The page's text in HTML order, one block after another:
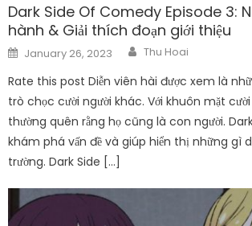
Dark Side Of Comedy Episode 3:
hành & Giải thích đoạn giới thiệu
Posted
on
January 26, 2023 Author
Thu Hoai
Rate this post Diễn viên hài được xem là
trò chọc cười người khác. Với khuôn mặt
thường quên rằng họ cũng là con người.
khám phá vấn đề và giúp hiển thị những gì
trường. Dark Side […]